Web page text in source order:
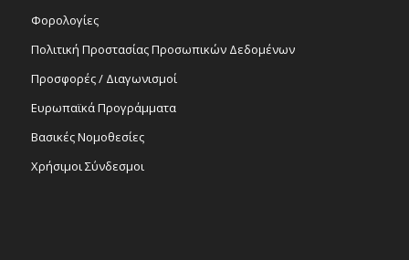
Φορολογίες
Πολιτική Προστασίας Προσωπικών Δεδομένων
Προσφορές / Διαγωνισμοί
Ευρωπαϊκά Προγράμματα
Βασικές Νομοθεσίες
Χρήσιμοι Σύνδεσμοι